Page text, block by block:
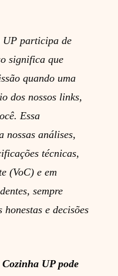
UP participa de
significa que
quando uma
dos nossos links,
Essa
nossas análises,
técnicas,
(VoC) e em
sempre
e decisões
UP pode